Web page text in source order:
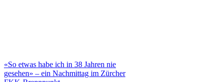
«So etwas habe ich in 38 Jahren nie
gesehen» – ein Nachmittag im Zürcher